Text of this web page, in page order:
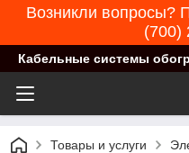
Возникли вопросы?
(700)
Кабельные системы
Товары и услуги